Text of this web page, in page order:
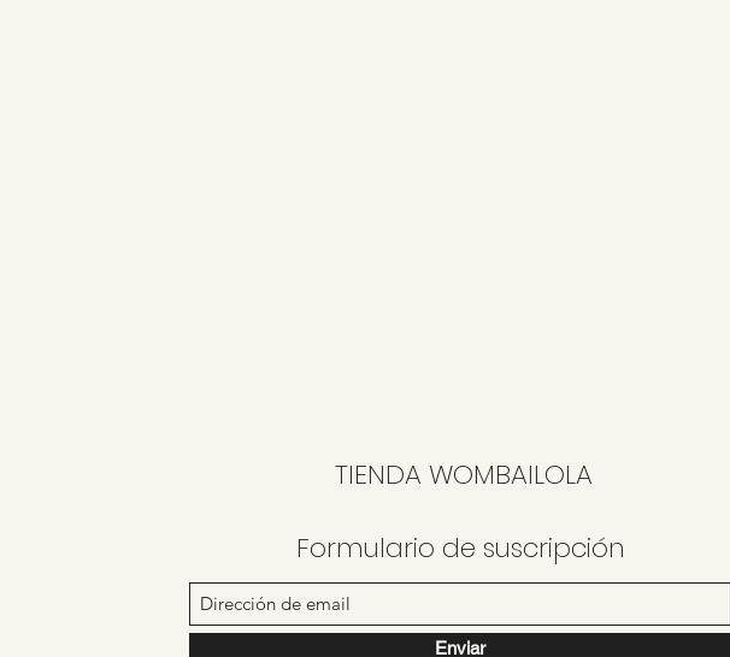
TIENDA WOMBAILOLA
Formulario de suscripción
Enviar